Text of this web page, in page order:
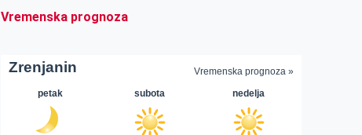
Vremenska prognoza